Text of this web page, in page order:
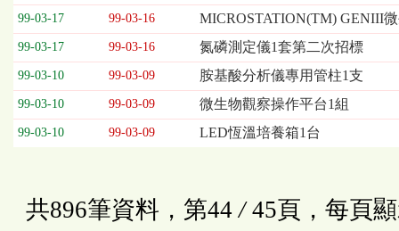
99-03-17 99-03-16 MICROSTATION(TM) GENIII
99-03-17 99-03-16 氮磷測定儀1套第二次招標
99-03-10 99-03-09 胺基酸分析儀專用管柱1支
99-03-10 99-03-09 微生物觀察操作平台1組
99-03-10 99-03-09 LED恆溫培養箱1台
共896筆資料，第44 /45頁，每頁